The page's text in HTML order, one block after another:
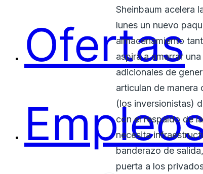
Ofertas
Sheinbaum acelera
lunes un nuevo
almacenamiento
aspira a amarrar
adicionales de
articulan de manera
(los inversionistas)
con el respaldo de
necesita
banderazo de
puerta a los